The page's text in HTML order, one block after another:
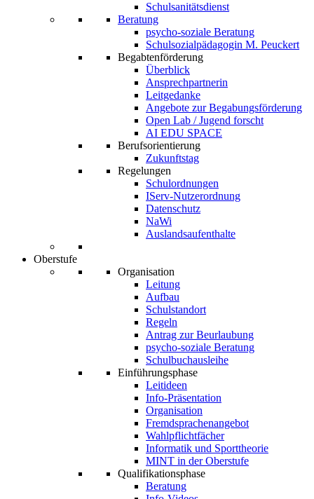
Schulsanitätsdienst
Beratung
psycho-soziale Beratung
Schulsozialpädagogin M. Peuckert
Begabtenförderung
Überblick
Ansprechpartnerin
Leitgedanke
Angebote zur Begabungsförderung
Open Lab / Jugend forscht
AI EDU SPACE
Berufsorientierung
Zukunftstag
Regelungen
Schulordnungen
IServ-Nutzerordnung
Datenschutz
NaWi
Auslandsaufenthalte
Oberstufe
Organisation
Leitung
Aufbau
Schulstandort
Regeln
Antrag zur Beurlaubung
psycho-soziale Beratung
Schulbuchausleihe
Einführungsphase
Leitideen
Info-Präsentation
Organisation
Fremdsprachenangebot
Wahlpflichtfächer
Informatik und Sporttheorie
MINT in der Oberstufe
Qualifikationsphase
Beratung